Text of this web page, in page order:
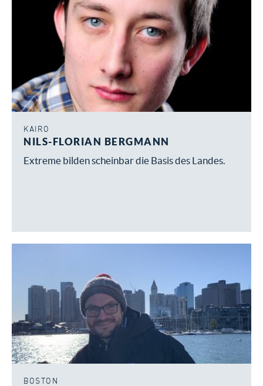
KAIRO
NILS-FLORIAN BERGMANN
Extreme bilden scheinbar die Basis des Landes.
BOSTON